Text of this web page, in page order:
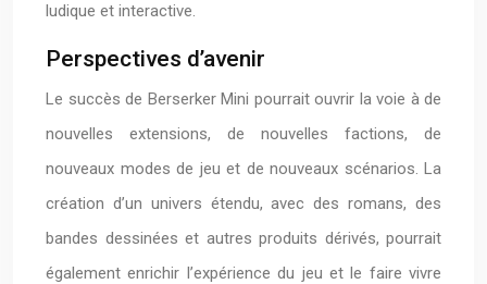
ludique et interactive.
Perspectives d’avenir
Le succès de Berserker Mini pourrait ouvrir la voie à de
nouvelles extensions, de nouvelles factions, de
nouveaux modes de jeu et de nouveaux scénarios. La
création d’un univers étendu, avec des romans, des
bandes dessinées et autres produits dérivés, pourrait
également enrichir l’expérience du jeu et le faire vivre